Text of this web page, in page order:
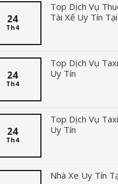
24
Th4
Top Dịch Vụ
Tài Xế Uy Tín
24
Th4
Top Dịch Vụ
Uy Tín
24
Th4
Top Dịch Vụ
Uy Tín
Nhà Xe Uy Tín